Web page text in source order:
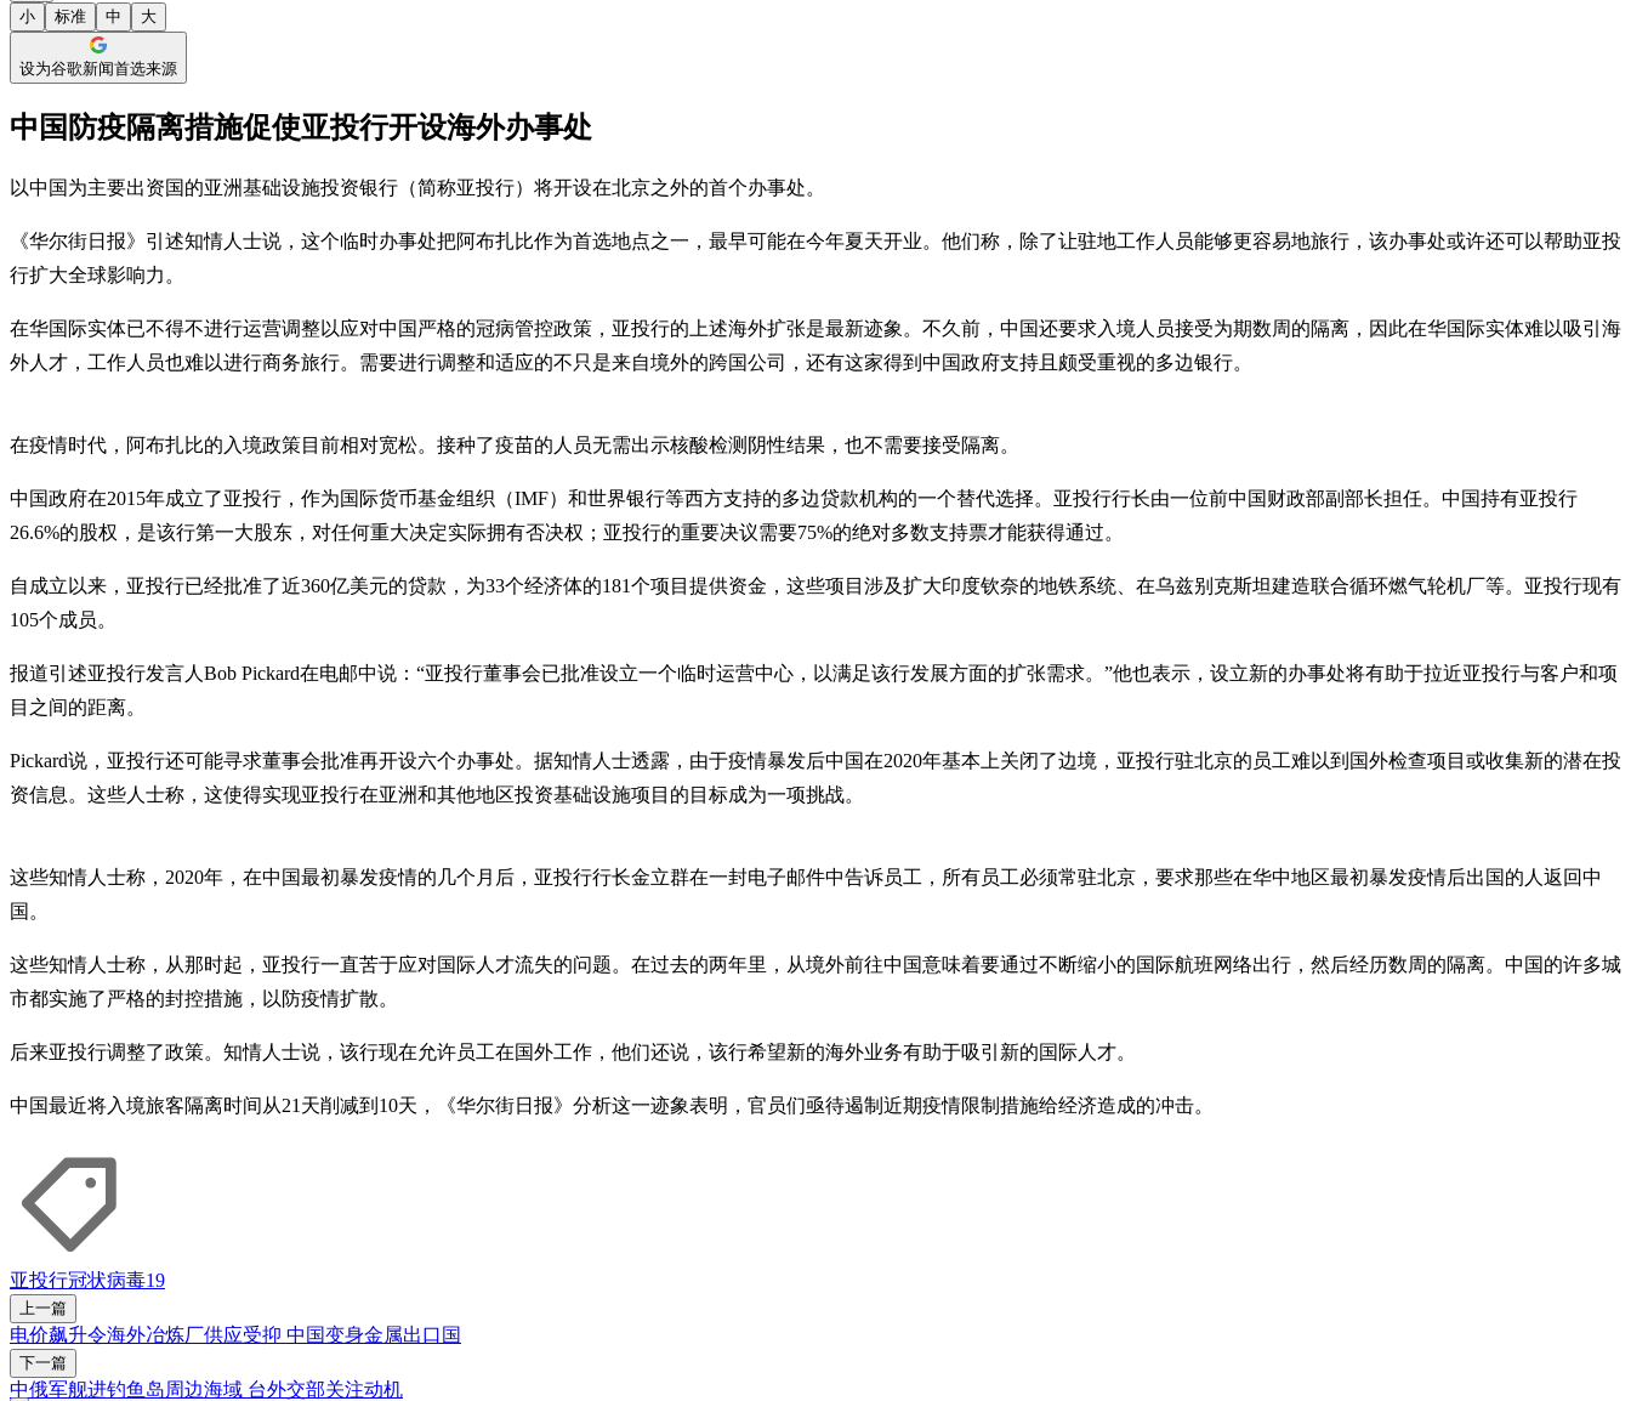
小 标准 中 大
设为谷歌新闻首选来源
中国防疫隔离措施促使亚投行开设海外办事处
以中国为主要出资国的亚洲基础设施投资银行（简称亚投行）将开设在北京之外的首个办事处。
《华尔街日报》引述知情人士说，这个临时办事处把阿布扎比作为首选地点之一，最早可能在今年夏天开业。他们称，除了让驻地工作人员能够更容易地旅行，该办事处或许还可以帮助亚投
行扩大全球影响力。
在华国际实体已不得不进行运营调整以应对中国严格的冠病管控政策，亚投行的上述海外扩张是最新迹象。不久前，中国还要求入境人员接受为期数周的隔离，因此在华国际实体难以吸引海
外人才，工作人员也难以进行商务旅行。需要进行调整和适应的不只是来自境外的跨国公司，还有这家得到中国政府支持且颇受重视的多边银行。
在疫情时代，阿布扎比的入境政策目前相对宽松。接种了疫苗的人员无需出示核酸检测阴性结果，也不需要接受隔离。
中国政府在2015年成立了亚投行，作为国际货币基金组织（IMF）和世界银行等西方支持的多边贷款机构的一个替代选择。亚投行行长由一位前中国财政部副部长担任。中国持有亚投行
26.6%的股权，是该行第一大股东，对任何重大决定实际拥有否决权；亚投行的重要决议需要75%的绝对多数支持票才能获得通过。
自成立以来，亚投行已经批准了近360亿美元的贷款，为33个经济体的181个项目提供资金，这些项目涉及扩大印度钦奈的地铁系统、在乌兹别克斯坦建造联合循环燃气轮机厂等。亚投行现有
105个成员。
报道引述亚投行发言人Bob Pickard在电邮中说：“亚投行董事会已批准设立一个临时运营中心，以满足该行发展方面的扩张需求。”他也表示，设立新的办事处将有助于拉近亚投行与客户和项
目之间的距离。
Pickard说，亚投行还可能寻求董事会批准再开设六个办事处。据知情人士透露，由于疫情暴发后中国在2020年基本上关闭了边境，亚投行驻北京的员工难以到国外检查项目或收集新的潜在投
资信息。这些人士称，这使得实现亚投行在亚洲和其他地区投资基础设施项目的目标成为一项挑战。
这些知情人士称，2020年，在中国最初暴发疫情的几个月后，亚投行行长金立群在一封电子邮件中告诉员工，所有员工必须常驻北京，要求那些在华中地区最初暴发疫情后出国的人返回中
国。
这些知情人士称，从那时起，亚投行一直苦于应对国际人才流失的问题。在过去的两年里，从境外前往中国意味着要通过不断缩小的国际航班网络出行，然后经历数周的隔离。中国的许多城
市都实施了严格的封控措施，以防疫情扩散。
后来亚投行调整了政策。知情人士说，该行现在允许员工在国外工作，他们还说，该行希望新的海外业务有助于吸引新的国际人才。
中国最近将入境旅客隔离时间从21天削减到10天，《华尔街日报》分析这一迹象表明，官员们亟待遏制近期疫情限制措施给经济造成的冲击。
亚投行冠状病毒19
上一篇
电价飙升令海外冶炼厂供应受抑 中国变身金属出口国
下一篇
中俄军舰进钓鱼岛周边海域 台外交部关注动机